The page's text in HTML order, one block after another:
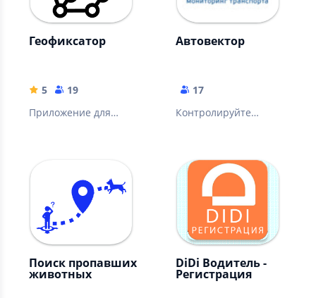
Геофиксатор
5
19
Приложение для
Автовектор
17
Контролируйте
заправка, слив и т.д.)
Поиск пропавших
животных
DiDi Водитель -
Регистрация